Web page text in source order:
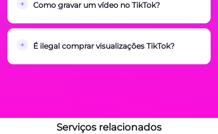
Como gravar um vídeo no TikTok?
É ilegal comprar visualizações TikTok?
Serviços relacionados